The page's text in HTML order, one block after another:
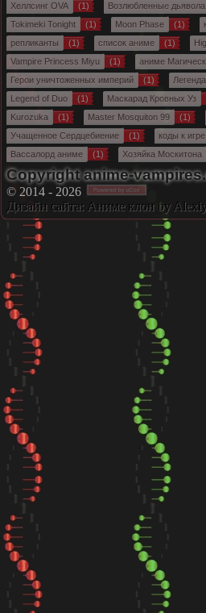
Хеллсинг OVA
(1) Возлюбленные дьявола
Tokimeki Tonight
(1) Moon Phase (1)
репликанты
(1) список аниме (1)
Vampire Princess Miyu
(1) аниме
Герои уничтоженных империй
(1)
Legend of Duo
(1) Маскарад Кровных Уз
Kurozuka
(1) Master Mosquiton 99 (1)
Учащенное Сердцебиение
(1) коды к игре
Вассалорд аниме
(1) Хозяйка Москитона
Copyright anime-
© 2014 - 2026
Дизайн сайта: Аниме клон by